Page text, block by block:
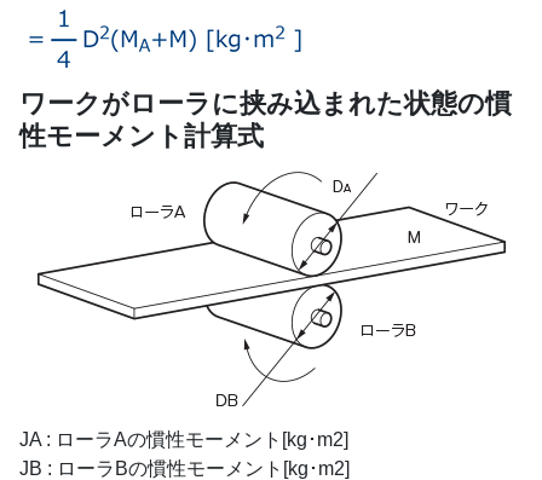
ワークがローラに挟み込まれた状態の慣
性モーメント計算式
JA : ローラAの慣性モーメント[kg･m2]
JB : ローラBの慣性モーメント[kg･m2]